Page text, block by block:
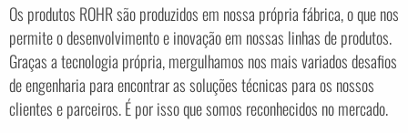
Os produtos ROHR são produzidos em nossa própria fábrica, o que nos
permite o desenvolvimento e inovação em nossas linhas de produtos.
Graças a tecnologia própria, mergulhamos nos mais variados desafios
de engenharia para encontrar as soluções técnicas para os nossos
clientes e parceiros. É por isso que somos reconhecidos no mercado.